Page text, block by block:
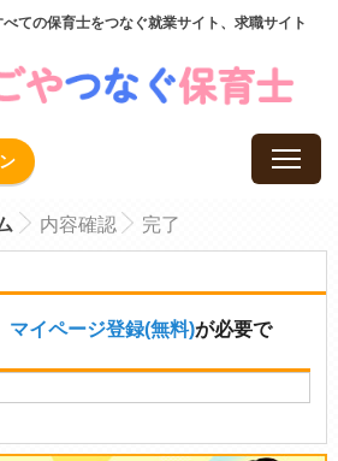
ての保育士をつなぐ就業サイト、求職サイト
内容確認 完了
マイページ登録(無料)が必要で